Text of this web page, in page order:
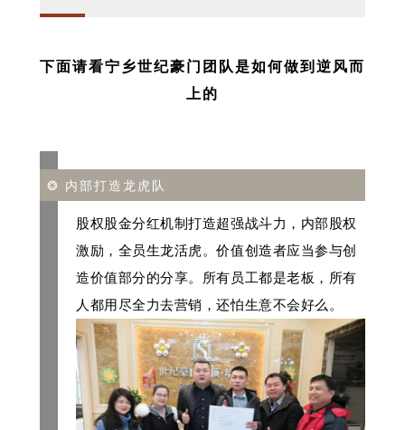
下面请看宁乡世纪豪门团队是如何做到逆风而
上的
❂ 内部打造 龙虎队
股权股金分红机制打造超强战斗力，内部股权
激励，全员生龙活虎。价值创造者应当参与创
造价值部分的分享。所有员工都是老板，所有
人都用尽全力去营销，还怕生意不会好么。